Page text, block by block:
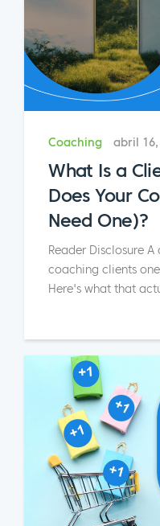
Coaching abril 16,
What Is a
Does Your
Need One)?
Reader Disclosure
coaching clients
Here's what that